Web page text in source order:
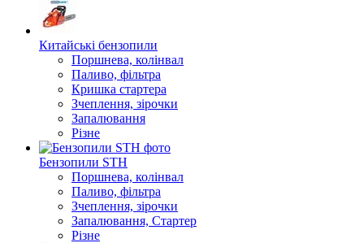
Китайські бензопили
Поршнева, колінвал
Паливо, фільтра
Кришка стартера
Зчеплення, зірочки
Запалювання
Різне
Бензопили STH
Поршнева, колінвал
Паливо, фільтра
Зчеплення, зірочки
Запалювання, Стартер
Різне